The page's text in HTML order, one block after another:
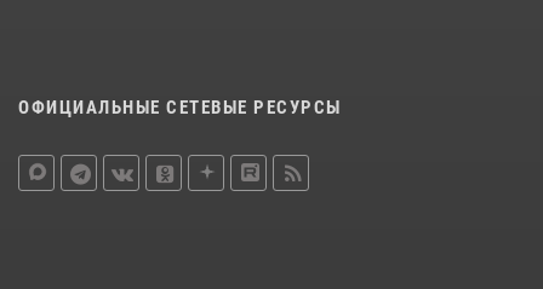
ОФИЦИАЛЬНЫЕ СЕТЕВЫЕ РЕСУРСЫ